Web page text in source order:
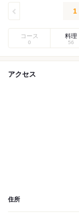
1
コース
0
料理
56
アクセス
住所